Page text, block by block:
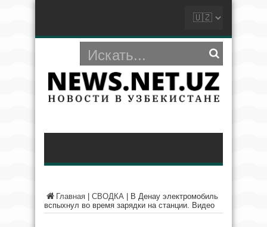
Главная СВОДКА
В Денау электромобиль
вспыхнул во время зарядки на станции. Видео